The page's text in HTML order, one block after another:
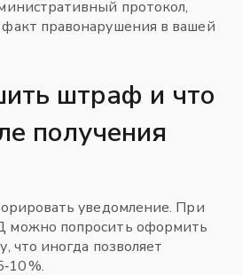
протокол,
правонарушения в вашей
штраф и что
получения
уведомление. При
попросить оформить
что иногда позволяет
%.